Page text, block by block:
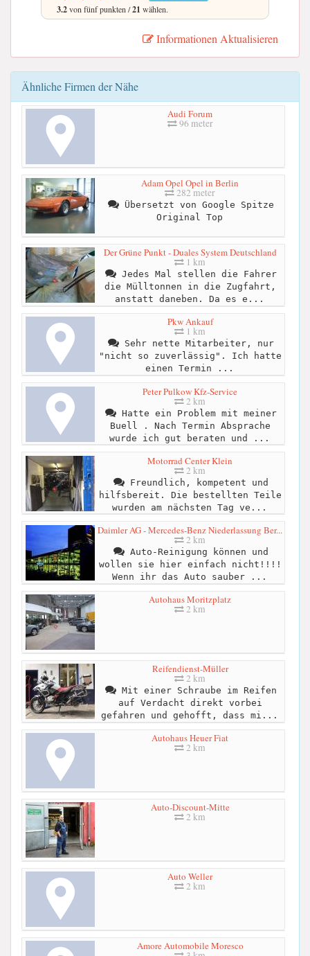
3.2von fünf punkten /21 wählen.
Informationen Aktualisieren
Ähnliche Firmen der Nähe
Audi Forum
96 meter
Adam Opel Opel in Berlin
282 meter
Übersetzt von Google Spitze
Original Top
Der Grüne Punkt - Duales System Deutschland
1 km
Jedes Mal stellen die Fahrer
die Mülltonnen in die Zugfahrt,
anstatt daneben. Da es e...
Pkw Ankauf
1 km
Sehr nette Mitarbeiter, nur
"nicht so zuverlässig". Ich hatte
einen Termin ...
Peter Pulkow Kfz-Service
2 km
Hatte ein Problem mit meiner
Buell . Nach Termin Absprache
wurde ich gut beraten und ...
Motorrad Center Klein
2 km
Freundlich, kompetent und
hilfsbereit. Die bestellten Teile
wurden am nächsten Tag ve...
Daimler AG - Mercedes-Benz Niederlassung Ber...
2 km
Auto-Reinigung können und
wollen sie hier einfach nicht!!!!
Wenn ihr das Auto sauber ...
Autohaus Moritzplatz
2 km
Reifendienst-Müller
2 km
Mit einer Schraube im Reifen
auf Verdacht direkt vorbei
gefahren und gehofft, dass mi...
Autohaus Heuer Fiat
2 km
Auto-Discount-Mitte
2 km
Auto Weller
2 km
Amore Automobile Moresco